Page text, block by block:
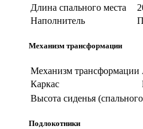
Длина спального места
Наполнитель
Механизм трансформации
Механизм трансформации
Каркас
Высота сиденья
Подлокотники